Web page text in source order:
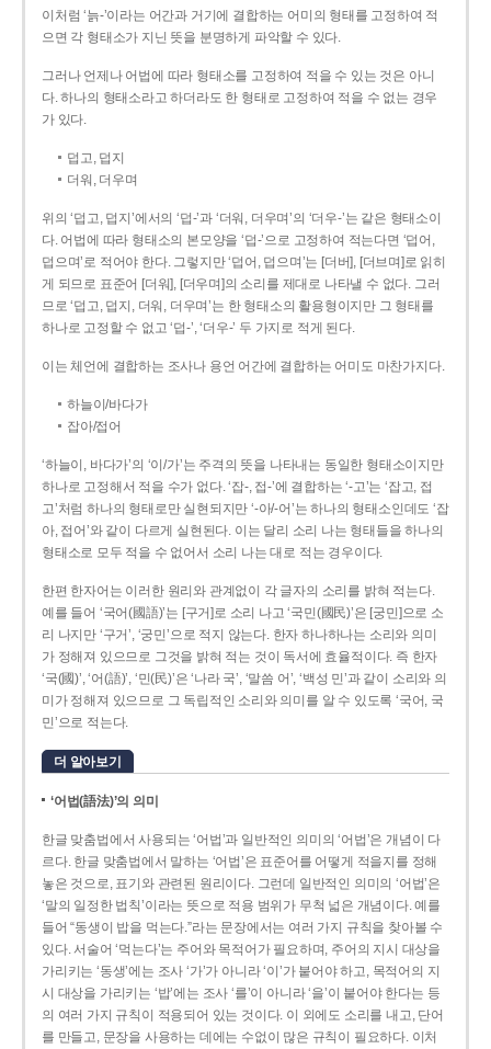
이처럼 ‘늙-­’이라는 어간과 거기에 결합하는 어미의 형태를 고정하여 적
으면 각 형태소가 지닌 뜻을 분명하게 파악할 수 있다.
그러나 언제나 어법에 따라 형태소를 고정하여 적을 수 있는 것은 아니
다. 하나의 형태소라고 하더라도 한 형태로 고정하여 적을 수 없는 경우
가 있다.
덥고, 덥지
더워, 더우며
위의 ‘덥고, 덥지’에서의 ‘덥-­’과 ‘더워, 더우며’의 ‘더우-­’는 같은 형태소이
다. 어법에 따라 형태소의 본모양을 ‘덥-­’으로 고정하여 적는다면 ‘덥어,
덥으며’로 적어야 한다. 그렇지만 ‘덥어, 덥으며’는 [더버], [더브며]로 읽히
게 되므로 표준어 [더워], [더우며]의 소리를 제대로 나타낼 수 없다. 그러
므로 ‘덥고, 덥지, 더워, 더우며’는 한 형태소의 활용형이지만 그 형태를
하나로 고정할 수 없고 ‘덥-’, ‘더우-’ 두 가지로 적게 된다.
이는 체언에 결합하는 조사나 용언 어간에 결합하는 어미도 마찬가지다.
하늘이/바다가
잡아/접어
‘하늘이, 바다가’의 ‘이/가’는 주격의 뜻을 나타내는 동일한 형태소이지만
하나로 고정해서 적을 수가 없다. ‘잡-, 접-’에 결합하는 ‘-고’는 ‘잡고, 접
고’처럼 하나의 형태로만 실현되지만 ‘-아/-어’는 하나의 형태소인데도 ‘잡
아, 접어’와 같이 다르게 실현된다. 이는 달리 소리 나는 형태들을 하나의
형태소로 모두 적을 수 없어서 소리 나는 대로 적는 경우이다.
한편 한자어는 이러한 원리와 관계없이 각 글자의 소리를 밝혀 적는다.
예를 들어 ‘국어(國語)’는 [구거]로 소리 나고 ‘국민(國民)’은 [궁민]으로 소
리 나지만 ‘구거’, ‘궁민’으로 적지 않는다. 한자 하나하나는 소리와 의미
가 정해져 있으므로 그것을 밝혀 적는 것이 독서에 효율적이다. 즉 한자
‘국(國)’, ‘어(語)’, ‘민(民)’은 ‘나라 국’, ‘말씀 어’, ‘백성 민’과 같이 소리와 의
미가 정해져 있으므로 그 독립적인 소리와 의미를 알 수 있도록 ‘국어, 국
민’으로 적는다.
더 알아보기
‘어법(語法)’의 의미
한글 맞춤법에서 사용되는 ‘어법’과 일반적인 의미의 ‘어법’은 개념이 다
르다. 한글 맞춤법에서 말하는 ‘어법’은 표준어를 어떻게 적을지를 정해
놓은 것으로, 표기와 관련된 원리이다. 그런데 일반적인 의미의 ‘어법’은
‘말의 일정한 법칙’이라는 뜻으로 적용 범위가 무척 넓은 개념이다. 예를
들어 “동생이 밥을 먹는다.”라는 문장에서는 여러 가지 규칙을 찾아볼 수
있다. 서술어 ‘먹는다’는 주어와 목적어가 필요하며, 주어의 지시 대상을
가리키는 ‘동생’에는 조사 ‘가’가 아니라 ‘이’가 붙어야 하고, 목적어의 지
시 대상을 가리키는 ‘밥’에는 조사 ‘를’이 아니라 ‘을’이 붙어야 한다는 등
의 여러 가지 규칙이 적용되어 있는 것이다. 이 외에도 소리를 내고, 단어
를 만들고, 문장을 사용하는 데에는 수없이 많은 규칙이 필요하다. 이처